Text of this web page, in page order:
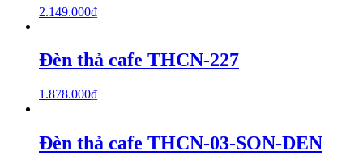
2.149.000₫
Đèn thả cafe THCN-227
1.878.000₫
Đèn thả cafe THCN-03-SON-DEN